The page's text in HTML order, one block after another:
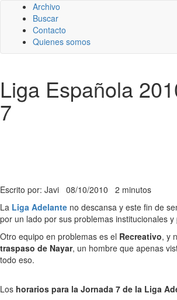
Archivo
Buscar
Contacto
Quienes somos
Liga Española
7
Escrito por: Javi 08/10/2010 2 minutos
La Liga Adelante no descansa y este fin de
por un lado por sus problemas institucionales
Otro equipo en problemas es el Recreativo, y
traspaso de Nayar, un hombre que apenas
todo eso.
Los horarios para la Jornada 7 de la Liga